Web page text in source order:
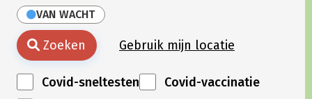
VAN WACHT
Zoeken Gebruik mijn locatie
Covid-sneltesten
Covid-vaccinatie